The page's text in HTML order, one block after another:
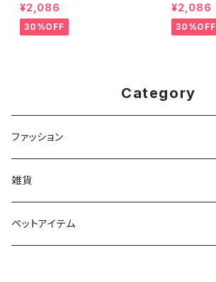
¥2,086
30%OFF
¥2,086
30%OFF
Category
ファッション
Tシャツ
靴下
雑貨
馬券ケース
ペットアイテム